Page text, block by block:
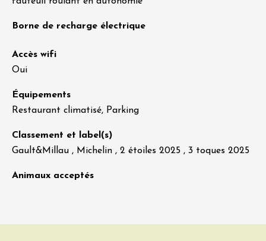
Borne de recharge électrique
Accès wifi
Oui
Équipements
Restaurant climatisé, Parking
Classement et label(s)
Gault&Millau , Michelin , 2 étoiles 2025 , 3 toques 2025
Animaux acceptés